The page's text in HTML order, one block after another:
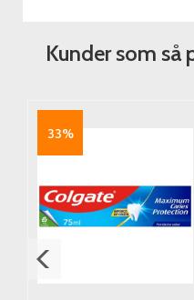
Kunder som så
33%